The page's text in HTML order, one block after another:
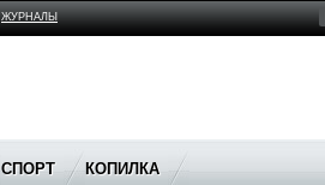
ЖУРНАЛЫ
СПОРТ КОПИЛКА